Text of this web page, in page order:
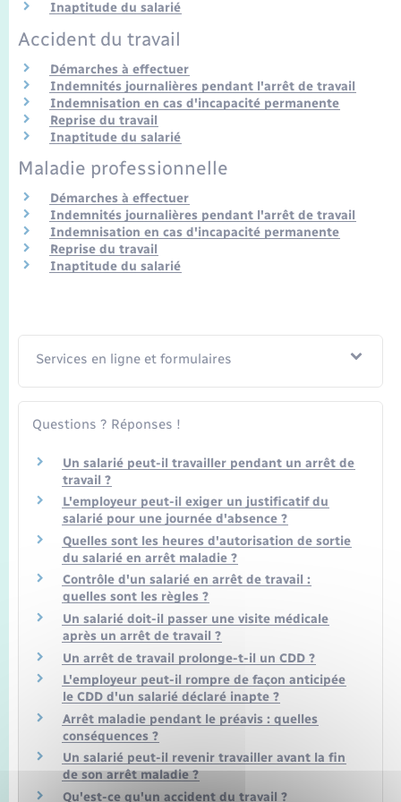
Seniors
Voirie et espace public
Inaptitude du salarié
Accident du travail
Démarches à effectuer
Indemnités journalières pendant l'arrêt de travail
Indemnisation en cas d'incapacité permanente
Reprise du travail
Inaptitude du salarié
Maladie professionnelle
Démarches à effectuer
Indemnités journalières pendant l'arrêt de travail
Indemnisation en cas d'incapacité permanente
Reprise du travail
Inaptitude du salarié
Services en ligne et formulaires
Questions ? Réponses !
Un salarié peut-il travailler pendant un arrêt de
travail ?
L'employeur peut-il exiger un justificatif du
salarié pour une journée d'absence ?
Quelles sont les heures d'autorisation de sortie
du salarié en arrêt maladie ?
Contrôle d'un salarié en arrêt de travail :
quelles sont les règles ?
Un salarié doit-il passer une visite médicale
après un arrêt de travail ?
Un arrêt de travail prolonge-t-il un CDD ?
L'employeur peut-il rompre de façon anticipée
le CDD d'un salarié déclaré inapte ?
Arrêt maladie pendant le préavis : quelles
conséquences ?
Un salarié peut-il revenir travailler avant la fin
de son arrêt maladie ?
Qu'est-ce qu'un accident du travail ?